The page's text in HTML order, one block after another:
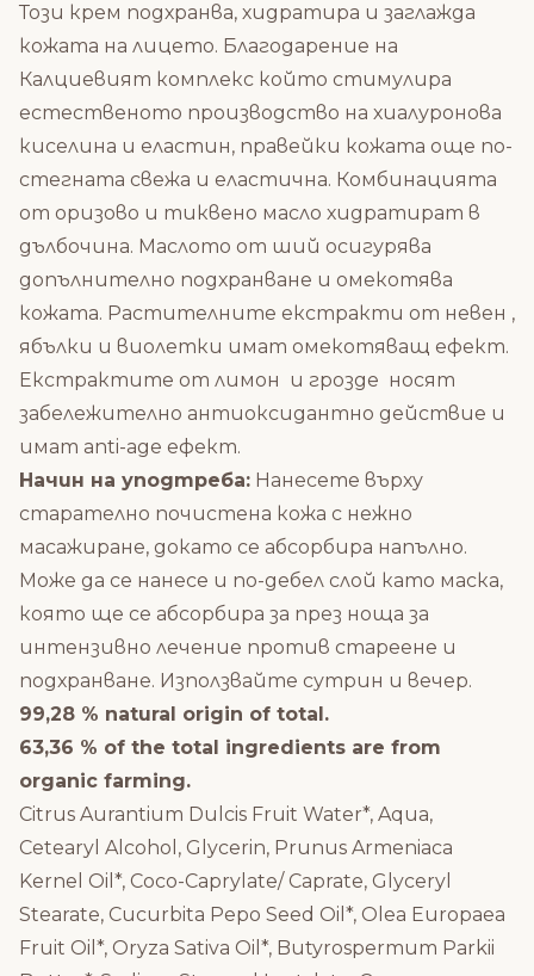
Този крем подхранва, хидратира и заглажда
кожата на лицето. Благодарение на
Калциевият комплекс който стимулира
естественото производство на хиалуронова
киселина и еластин, правейки кожата още по-
стегната свежа и еластична. Комбинацията
от оризово и тиквено масло хидратират в
дълбочина. Маслото от ший осигурява
допълнително подхранване и омекотява
кожата. Растителните екстракти от невен ,
ябълки и виолетки имат омекотяващ ефект.
Екстрактите от лимон и грозде носят
забележително антиоксидантно действие и
имат anti-age ефект.
Начин на уподтреба: Нанесете върху
старателно почистена кожа с нежно
масажиране, докато се абсорбира напълно.
Може да се нанесе и по-дебел слой като маска,
която ще се абсорбира за през ноща за
интензивно лечение против стареене и
подхранване. Използвайте сутрин и вечер.
99,28 % natural origin of total.
63,36 % of the total ingredients are from
organic farming.
Citrus Aurantium Dulcis Fruit Water*, Aqua,
Cetearyl Alcohol, Glycerin, Prunus Armeniaca
Kernel Oil*, Coco-Caprylate/ Caprate, Glyceryl
Stearate, Cucurbita Pepo Seed Oil*, Olea Europaea
Fruit Oil*, Oryza Sativa Oil*, Butyrospermum Parkii